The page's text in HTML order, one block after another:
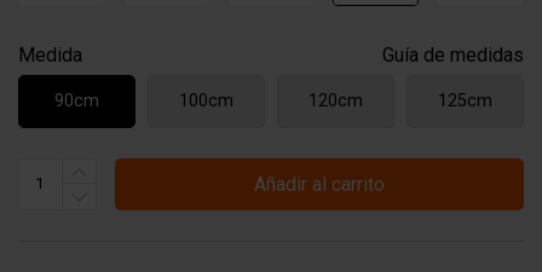
Guía de medidas
Medida
90cm 100cm 120cm 125cm
Añadir al carrito